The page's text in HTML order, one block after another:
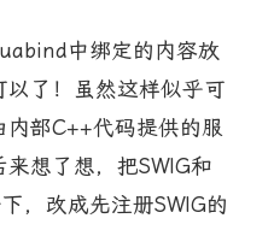
中绑定的内容放
了！虽然这样似乎可
部C++代码提供的服
想了想，把SWIG和
，改成先注册SWIG的